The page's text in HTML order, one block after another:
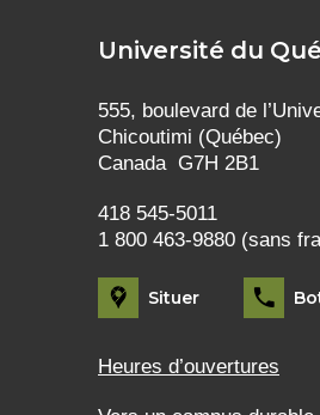
Université du
555, boulevard de
Chicoutimi (Québec)
Canada G7H 2B1
418 545-5011
1 800 463-9880 (sans
Situer
Heures d’ouvertures